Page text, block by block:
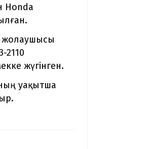
Honda
жолаушысы
2110
жүгінген.
уақытша